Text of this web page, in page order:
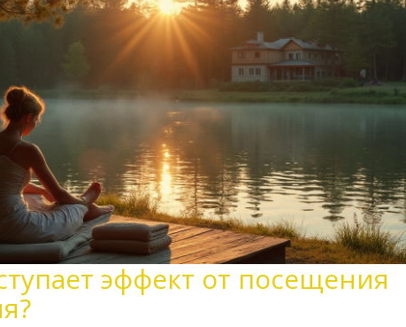
эффект от посещения